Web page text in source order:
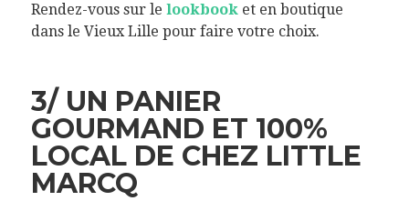
Rendez-vous sur le lookbook et en boutique
dans le Vieux Lille pour faire votre choix.
3/ UN PANIER
GOURMAND ET 100%
LOCAL DE CHEZ LITTLE
MARCQ